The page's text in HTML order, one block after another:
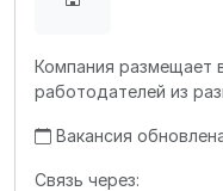
Компания размещает
работодателей из
Вакансия
Связь через: